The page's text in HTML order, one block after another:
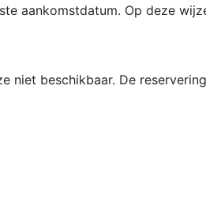
aankomstdatum. Op deze
niet beschikbaar. De